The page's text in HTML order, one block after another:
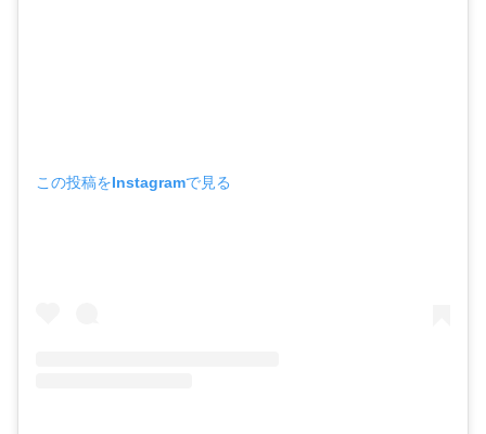
この投稿をInstagramで見る